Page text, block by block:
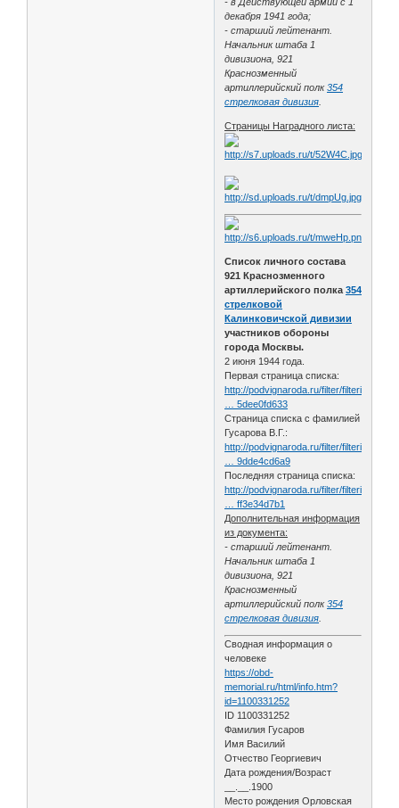
декабря 1941 года;
- старший лейтенант.
Начальник штаба 1
дивизиона, 921
Краснозменный
артиллерийский полк354
стрелковая дивизия
Страницы Наградного листа:
Список личного состава
921 Краснозменного
артиллерийского полка354
стрелковой
Калинковичской дивизии
участников обороны
города Москвы.
2 июня 1944 года.
Первая страница списка:
http://podvignaroda.ru/filter/filterima
… 5dee0fd633
Страница списка с фамилией
Гусарова В.Г.:
http://podvignaroda.ru/filter/filterima
… 9dde4cd6a9
Последняя страница списка:
http://podvignaroda.ru/filter/filterima
… ff3e34d7b1
Дополнительная информация
из документа:
- старший лейтенант.
Начальник штаба 1
дивизиона, 921
Краснозменный
артиллерийский полк354
стрелковая дивизия
Сводная информация о
человеке
https://obd-
memorial.ru/html/info.htm?
id=1100331252
ID 1100331252
Фамилия Гусаров
Имя Василий
Отчество Георгиевич
Дата рождения/Возраст
__.__.1900
Место рождения Орловская